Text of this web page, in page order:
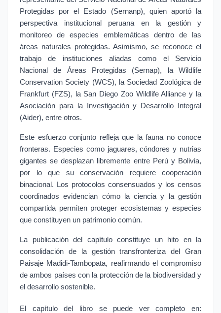
Protegidas por el Estado (Sernanp), quien aportó la
perspectiva institucional peruana en la gestión y
monitoreo de especies emblemáticas dentro de las
áreas naturales protegidas. Asimismo, se reconoce el
trabajo de instituciones aliadas como el Servicio
Nacional de Áreas Protegidas (Sernap), la Wildlife
Conservation Society (WCS), la Sociedad Zoológica de
Frankfurt (FZS), la San Diego Zoo Wildlife Alliance y la
Asociación para la Investigación y Desarrollo Integral
(Aider), entre otros.
Este esfuerzo conjunto refleja que la fauna no conoce
fronteras. Especies como jaguares, cóndores y nutrias
gigantes se desplazan libremente entre Perú y Bolivia,
por lo que su conservación requiere cooperación
binacional. Los protocolos consensuados y los censos
coordinados evidencian cómo la ciencia y la gestión
compartida permiten proteger ecosistemas y especies
que constituyen un patrimonio común.
La publicación del capítulo constituye un hito en la
consolidación de la gestión transfronteriza del Gran
Paisaje Madidi-Tambopata, reafirmando el compromiso
de ambos países con la protección de la biodiversidad y
el desarrollo sostenible.
El capítulo del libro se puede ver completo en: